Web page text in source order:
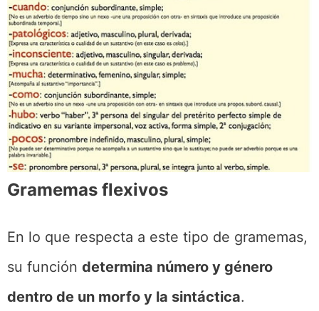
Gramemas flexivos
En lo que respecta a este tipo de gramemas,
su función determina número y género
dentro de un morfo y la sintáctica.